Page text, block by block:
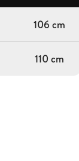
106 cm
110 cm